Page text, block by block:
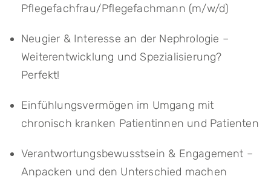
Pflegefachfrau/Pflegefachmann (m/w/d)
Neugier & Interesse an der Nephrologie –
Weiterentwicklung und Spezialisierung?
Perfekt!
Einfühlungsvermögen im Umgang mit
chronisch kranken Patientinnen und Patienten
Verantwortungsbewusstsein & Engagement –
Anpacken und den Unterschied machen